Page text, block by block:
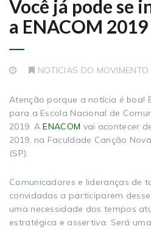
Você já pode se
a ENACOM 2019
NOTICIAS DO MOVIMENTO
Atenção porque a notícia é boa!
para a Escola Nacional de
2019. AENACOM vai acontecer
2019, na Faculdade Canção
(SP).
Comunicadores e lideranças de
convidadas a participarem
uma necessidade dos tempos
estratégica e assertiva. Será